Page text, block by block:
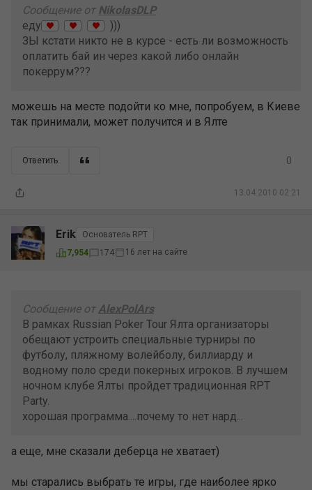
Сообщение от NikolasDLP
еду
)))
ЗЫ кстати никто не в курсе - есть ли возможность
оплатить бай ин через какой либо онлайн
покеррум???
можешь на месте подойти ко мне, попробуем, в Киеве
так принимали, может получится и в Ялте
Ответить
13.04.2010 02:21
0
Erik
Основатель RPT
7,954
174 16 лет на сайте
Сообщение от AlexPolArs
В рамках Russian Poker Tour Ялта организаторы
обещают устроить специальные турниры по
футболу, пляжному волейболу, биллиарду и
водному поло среди покерных игроков. В лучшем
ночном клубе Ялты пройдет традиционная RPT
Party.
хорошая программа....почему то нет нард...
а еще, мне сказали деберца не хватает)
мы старались выбрать те игры, где наиболее ярко